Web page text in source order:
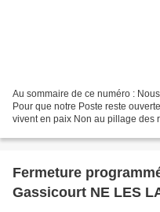
Au sommaire de ce numéro :
Pour que notre Poste reste
vivent en paix Non au pillage des
Fermeture
Gassicourt NE LES